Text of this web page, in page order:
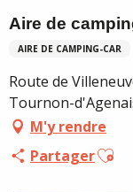
Aire de
AIRE DE CAMPING-CAR
Route de
Tournon-
M'y rendre
Partager